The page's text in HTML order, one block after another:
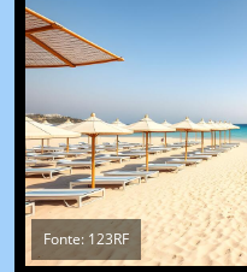
Fonte: 123RF